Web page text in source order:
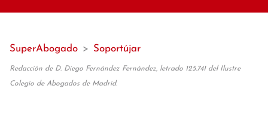
SuperAbogado > Soportújar
Redacción de D. Diego Fernández Fernández, letrado 125.741 del Ilustre
Colegio de Abogados de Madrid.